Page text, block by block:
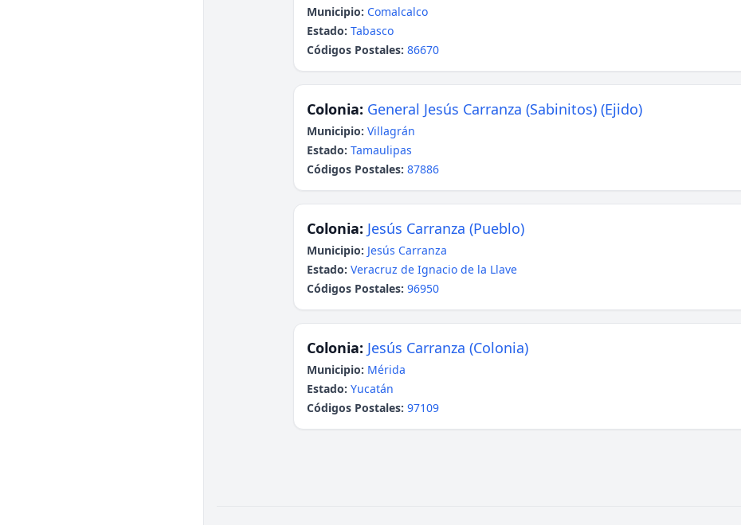
Municipio: Comalcalco
Estado: Tabasco
Códigos Postales: 86670
Colonia: General Jesús Carranza (Sabinitos) (Ejido)
Municipio: Villagrán
Estado: Tamaulipas
Códigos Postales: 87886
Colonia: Jesús Carranza (Pueblo)
Municipio: Jesús Carranza
Estado: Veracruz de Ignacio de la Llave
Códigos Postales: 96950
Colonia: Jesús Carranza (Colonia)
Municipio: Mérida
Estado: Yucatán
Códigos Postales: 97109